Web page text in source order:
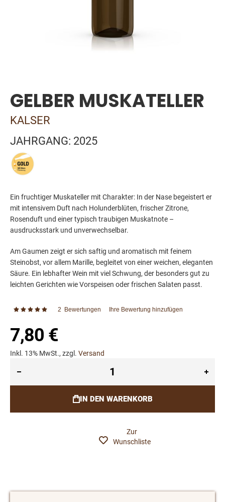
beginning
of
the
images
gallery
GELBER MUSKATELLER
KALSER
JAHRGANG: 2025
Ein fruchtiger Muskateller mit Charakter: In der Nase begeistert er
mit intensivem Duft nach Holunderblüten, frischer Zitrone,
Rosenduft und einer typisch traubigen Muskatnote –
ausdrucksstark und unverwechselbar.
Am Gaumen zeigt er sich saftig und aromatisch mit feinem
Steinobst, vor allem Marille, begleitet von einer weichen, eleganten
Säure. Ein lebhafter Wein mit viel Schwung, der besonders gut zu
leichten Gerichten wie Vorspeisen oder frischen Salaten passt.
Bewertung: 2 Bewertungen Ihre Bewertung hinzufügen
7,80 €
Inkl. 13% MwSt., zzgl. Versand
IN DEN WARENKORB
Zur
Wunschliste